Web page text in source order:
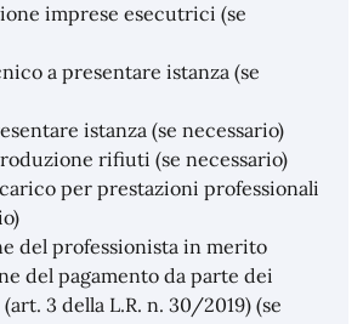
imprese esecutrici (se
a presentare istanza (se
istanza (se necessario)
rifiuti (se necessario)
per prestazioni professionali
del professionista in merito
del pagamento da parte dei
3 della L.R. n. 30/2019) (se